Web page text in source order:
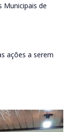
Municipais de
ações a serem